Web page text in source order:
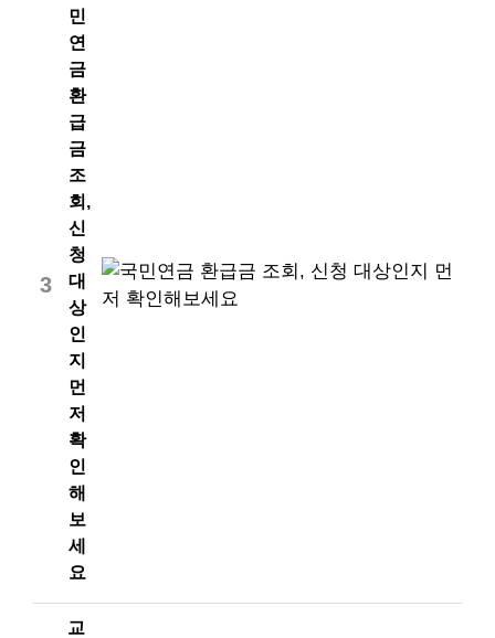
3
민
연
금
환
급
금
조
회,
신
청
대
상
인
지
먼
저
확
인
해
보
세
요
교